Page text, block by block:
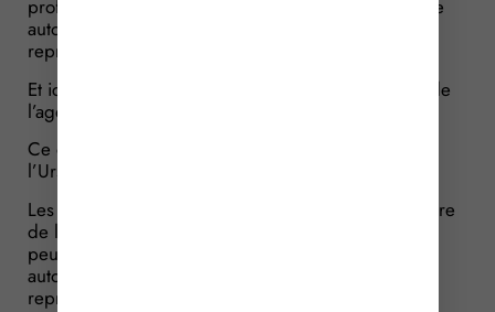
professionnels. Ce droit n’est pas subordonné à une
autorisation préalable de l’employeur ou de son
représentant.
Et ici, ajoute l’Urssaf, aucune opposition à l’entrée de
l’agent n’a été manifestée au moment du contrôle.
Ce que confirme le juge, qui tranche en faveur de
l’Urssaf : le contrôle Urssaf, ici opéré, est régulier.
Les agents de l’Urssaf qui interviennent dans le cadre
de la recherche d’infractions de travail dissimulé
peuvent entrer dans les lieux professionnels sans
autorisation préalable de l’employeur ou de son
représentant.